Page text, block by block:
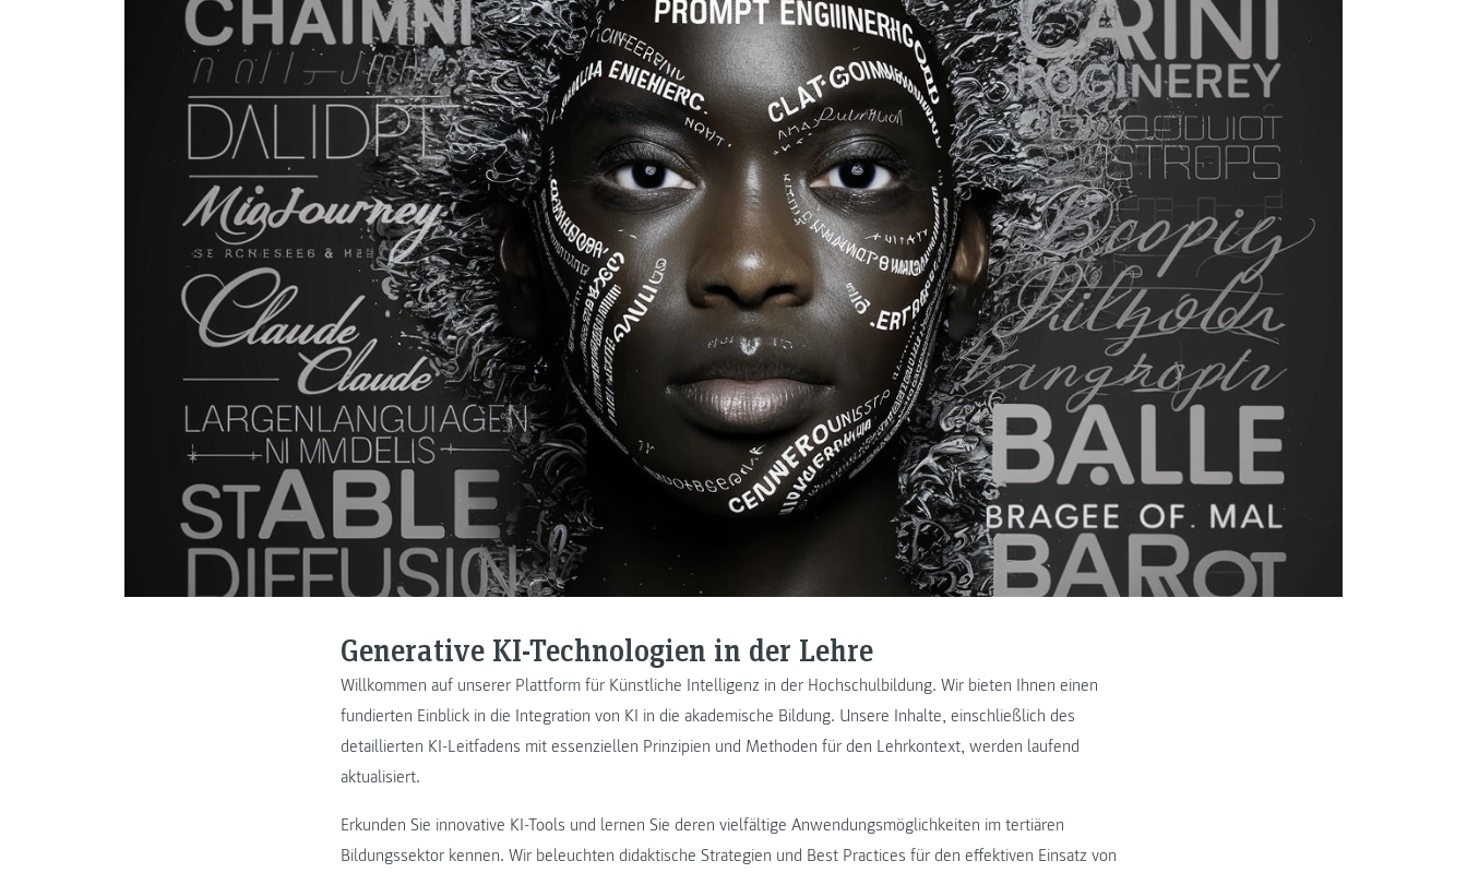
Generative KI-Technologien in der Lehre
Willkommen auf unserer Plattform für Künstliche Intelligenz in der Hochschulbildung. Wir bieten Ihnen einen
fundierten Einblick in die Integration von KI in die akademische Bildung. Unsere Inhalte, einschließlich des
detaillierten KI-Leitfadens mit essenziellen Prinzipien und Methoden für den Lehrkontext, werden laufend
aktualisiert.
Erkunden Sie innovative KI-Tools und lernen Sie deren vielfältige Anwendungsmöglichkeiten im tertiären
Bildungssektor kennen. Wir beleuchten didaktische Strategien und Best Practices für den effektiven Einsatz von